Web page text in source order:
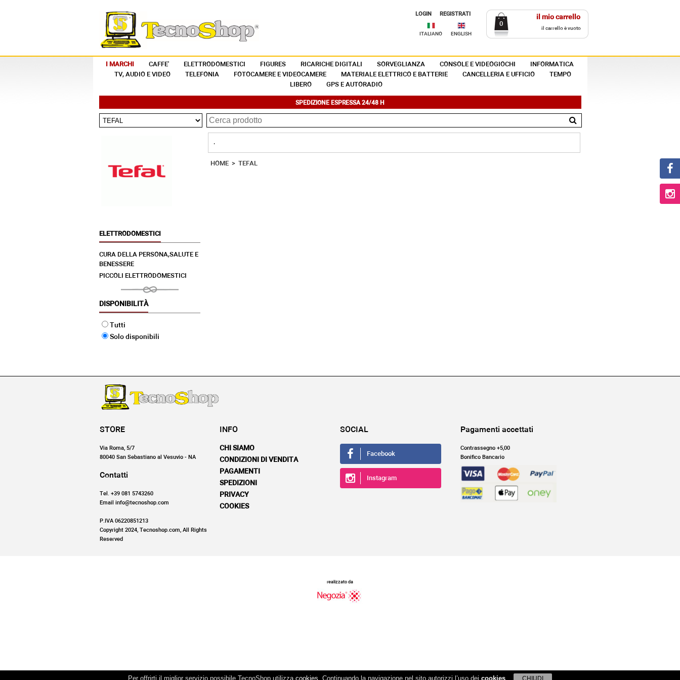
Per offrirti il miglior servizio possibile TecnoShop utilizza cookies . Continuando la navigazione nel sito autorizzi l’uso dei cookies CHIUDI
REGISTRATI
LOGIN
ITALIANO ENGLISH
il mio carrello
0
il carrello è vuoto
I MARCHI CAFFE' ELETTRODOMESTICI FIGURES RICARICHE DIGITALI SORVEGLIANZA CONSOLE E VIDEOGIOCHI
INFORMATICA
TV, AUDIO E VIDEO
TELEFONIA FOTOCAMERE E VIDEOCAMERE MATERIALE ELETTRICO E BATTERIE CANCELLERIA E UFFICIO
TEMPO
LIBERO
GPS E AUTORADIO
SPEDIZIONE ESPRESSA 24/48 H
ELETTRODOMESTICI
CURA DELLA PERSONA,SALUTE E
BENESSERE
PICCOLI ELETTRODOMESTICI
DISPONIBILITÀ
Tutti
Solo disponibili
.
HOME> TEFAL
STORE
Via Roma, 5/7
80040 San Sebastiano al Vesuvio - NA
Contatti
Tel. +39 081 5743260
Email info@tecnoshop.com
P.IVA 06220851213
Copyright 2024, Tecnoshop.com, All Rights
Reserved
INFO
CHI SIAMO
CONDIZIONI DI VENDITA
PAGAMENTI
SPEDIZIONI
PRIVACY
COOKIES
SOCIAL
Facebook
Instagram
Pagamenti accettati
Contrassegno +5,00
Bonifico Bancario
realizzato da